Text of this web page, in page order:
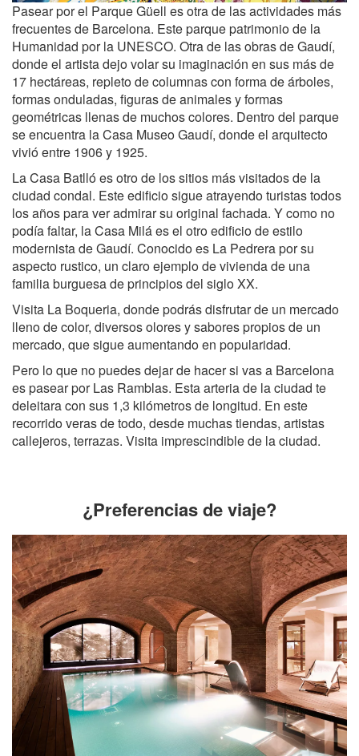
Pasear por el Parque Güell es otra de las actividades más
frecuentes de Barcelona. Este parque patrimonio de la
Humanidad por la UNESCO. Otra de las obras de Gaudí,
donde el artista dejo volar su imaginación en sus más de
17 hectáreas, repleto de columnas con forma de árboles,
formas onduladas, figuras de animales y formas
geométricas llenas de muchos colores. Dentro del parque
se encuentra la Casa Museo Gaudí, donde el arquitecto
vivió entre 1906 y 1925.
La Casa Batlló es otro de los sitios más visitados de la
ciudad condal. Este edificio sigue atrayendo turistas todos
los años para ver admirar su original fachada. Y como no
podía faltar, la Casa Milá es el otro edificio de estilo
modernista de Gaudí. Conocido es La Pedrera por su
aspecto rustico, un claro ejemplo de vivienda de una
familia burguesa de principios del siglo XX.
Visita La Boqueria, donde podrás disfrutar de un mercado
lleno de color, diversos olores y sabores propios de un
mercado, que sigue aumentando en popularidad.
Pero lo que no puedes dejar de hacer si vas a Barcelona
es pasear por Las Ramblas. Esta arteria de la ciudad te
deleitara con sus 1,3 kilómetros de longitud. En este
recorrido veras de todo, desde muchas tiendas, artistas
callejeros, terrazas. Visita imprescindible de la ciudad.
¿Preferencias de viaje?